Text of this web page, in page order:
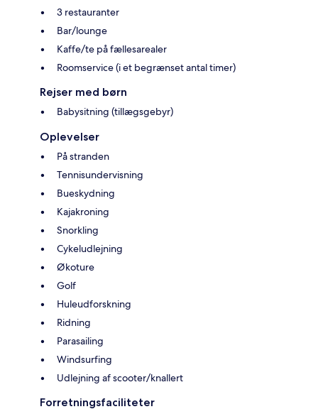
3 restauranter
Bar/lounge
Kaffe/te på fællesarealer
Roomservice (i et begrænset antal timer)
Rejser med børn
Babysitning (tillægsgebyr)
Oplevelser
På stranden
Tennisundervisning
Bueskydning
Kajakroning
Snorkling
Cykeludlejning
Økoture
Golf
Huleudforskning
Ridning
Parasailing
Windsurfing
Udlejning af scooter/knallert
Forretningsfaciliteter